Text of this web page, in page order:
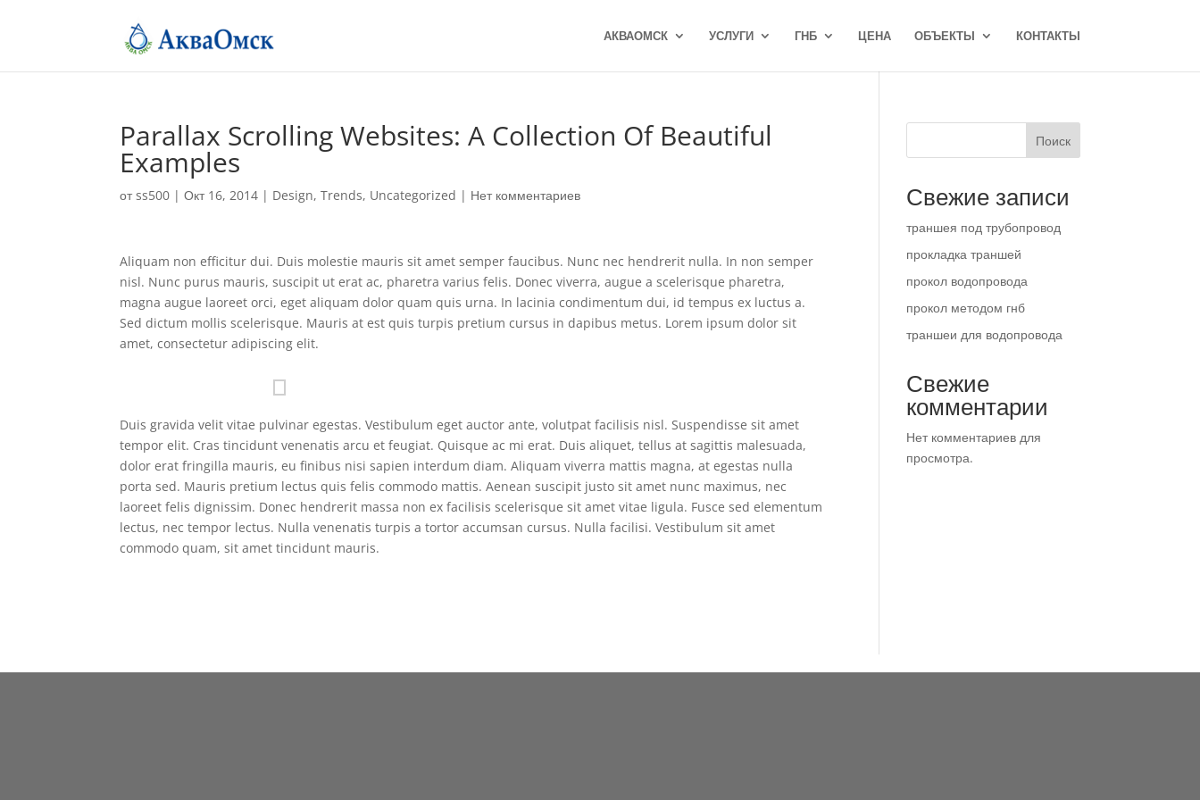
АКВАОМСК УСЛУГИ ГНБ ЦЕНА ОБЪЕКТЫ КОНТАКТЫ
Parallax Scrolling Websites: A Collection Of Beautiful
Examples
отss500 |Окт 16, 2014 | Design,Trends, Uncategorized | Нет комментариев
Aliquam non efficitur dui. Duis molestie mauris sit amet semper faucibus. Nunc nec hendrerit nulla. In non semper
nisl. Nunc purus mauris, suscipit ut erat ac, pharetra varius felis. Donec viverra, augue a scelerisque pharetra,
magna augue laoreet orci, eget aliquam dolor quam quis urna. In lacinia condimentum dui, id tempus ex luctus a.
Sed dictum mollis scelerisque. Mauris at est quis turpis pretium cursus in dapibus metus. Lorem ipsum dolor sit
amet, consectetur adipiscing elit.
Duis gravida velit vitae pulvinar egestas. Vestibulum eget auctor ante, volutpat facilisis nisl. Suspendisse sit amet
tempor elit. Cras tincidunt venenatis arcu et feugiat. Quisque ac mi erat. Duis aliquet, tellus at sagittis malesuada,
dolor erat fringilla mauris, eu finibus nisi sapien interdum diam. Aliquam viverra mattis magna, at egestas nulla
porta sed. Mauris pretium lectus quis felis commodo mattis. Aenean suscipit justo sit amet nunc maximus, nec
laoreet felis dignissim. Donec hendrerit massa non ex facilisis scelerisque sit amet vitae ligula. Fusce sed elementum
lectus, nec tempor lectus. Nulla venenatis turpis a tortor accumsan cursus. Nulla facilisi. Vestibulum sit amet
commodo quam, sit amet tincidunt mauris.
Поиск
Свежие записи
траншея под трубопровод
прокладка траншей
прокол водопровода
прокол методом гнб
траншеи для водопровода
Свежие
комментарии
Нет комментариев для
просмотра.